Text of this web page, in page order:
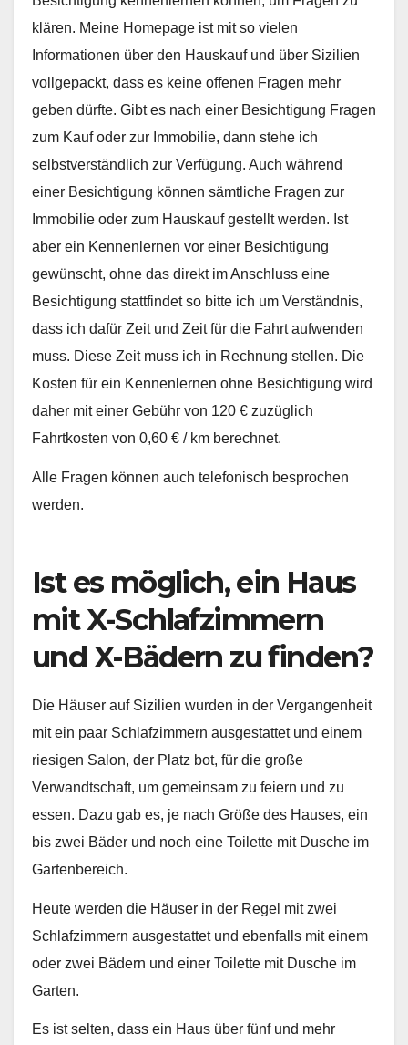
klären. Meine Homepage ist mit so vielen
Informationen über den Hauskauf und über Sizilien
vollgepackt, dass es keine offenen Fragen mehr
geben dürfte. Gibt es nach einer Besichtigung Fragen
zum Kauf oder zur Immobilie, dann stehe ich
selbstverständlich zur Verfügung. Auch während
einer Besichtigung können sämtliche Fragen zur
Immobilie oder zum Hauskauf gestellt werden. Ist
aber ein Kennenlernen vor einer Besichtigung
gewünscht, ohne das direkt im Anschluss eine
Besichtigung stattfindet so bitte ich um Verständnis,
dass ich dafür Zeit und Zeit für die Fahrt aufwenden
muss. Diese Zeit muss ich in Rechnung stellen. Die
Kosten für ein Kennenlernen ohne Besichtigung wird
daher mit einer Gebühr von 120 € zuzüglich
Fahrtkosten von 0,60 € / km berechnet.
Alle Fragen können auch telefonisch besprochen
werden.
Ist es möglich, ein Haus
mit X-Schlafzimmern
und X-Bädern zu finden?
Die Häuser auf Sizilien wurden in der Vergangenheit
mit ein paar Schlafzimmern ausgestattet und einem
riesigen Salon, der Platz bot, für die große
Verwandtschaft, um gemeinsam zu feiern und zu
essen. Dazu gab es, je nach Größe des Hauses, ein
bis zwei Bäder und noch eine Toilette mit Dusche im
Gartenbereich.
Heute werden die Häuser in der Regel mit zwei
Schlafzimmern ausgestattet und ebenfalls mit einem
oder zwei Bädern und einer Toilette mit Dusche im
Garten.
Es ist selten, dass ein Haus über fünf und mehr